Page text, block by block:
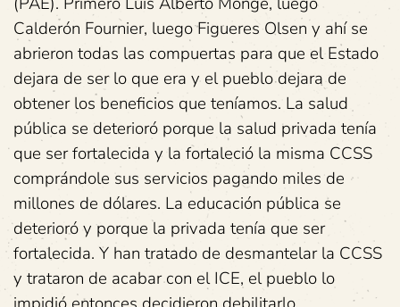
Calderón Fournier, luego Figueres Olsen y ahí se
abrieron todas las compuertas para que el Estado
dejara de ser lo que era y el pueblo dejara de
obtener los beneficios que teníamos. La salud
pública se deterioró porque la salud privada tenía
que ser fortalecida y la fortaleció la misma CCSS
comprándole sus servicios pagando miles de
millones de dólares. La educación pública se
deterioró y porque la privada tenía que ser
fortalecida. Y han tratado de desmantelar la CCSS
y trataron de acabar con el ICE, el pueblo lo